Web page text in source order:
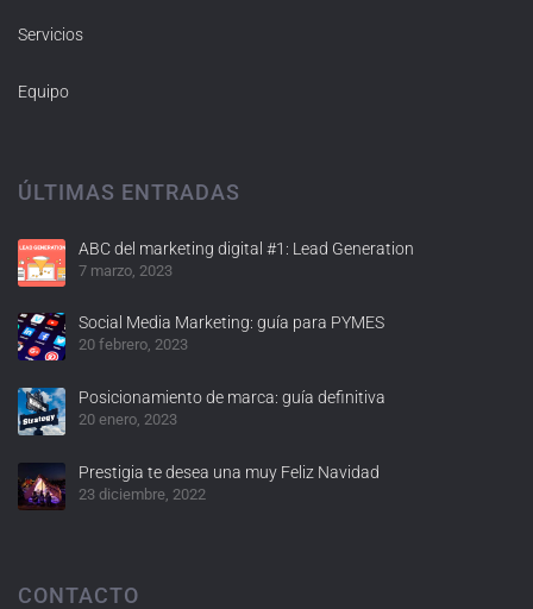
Servicios
Equipo
ÚLTIMAS ENTRADAS
ABC del marketing digital #1: Lead Generation
7 marzo, 2023
Social Media Marketing: guía para PYMES
20 febrero, 2023
Posicionamiento de marca: guía definitiva
20 enero, 2023
Prestigia te desea una muy Feliz Navidad
23 diciembre, 2022
CONTACTO